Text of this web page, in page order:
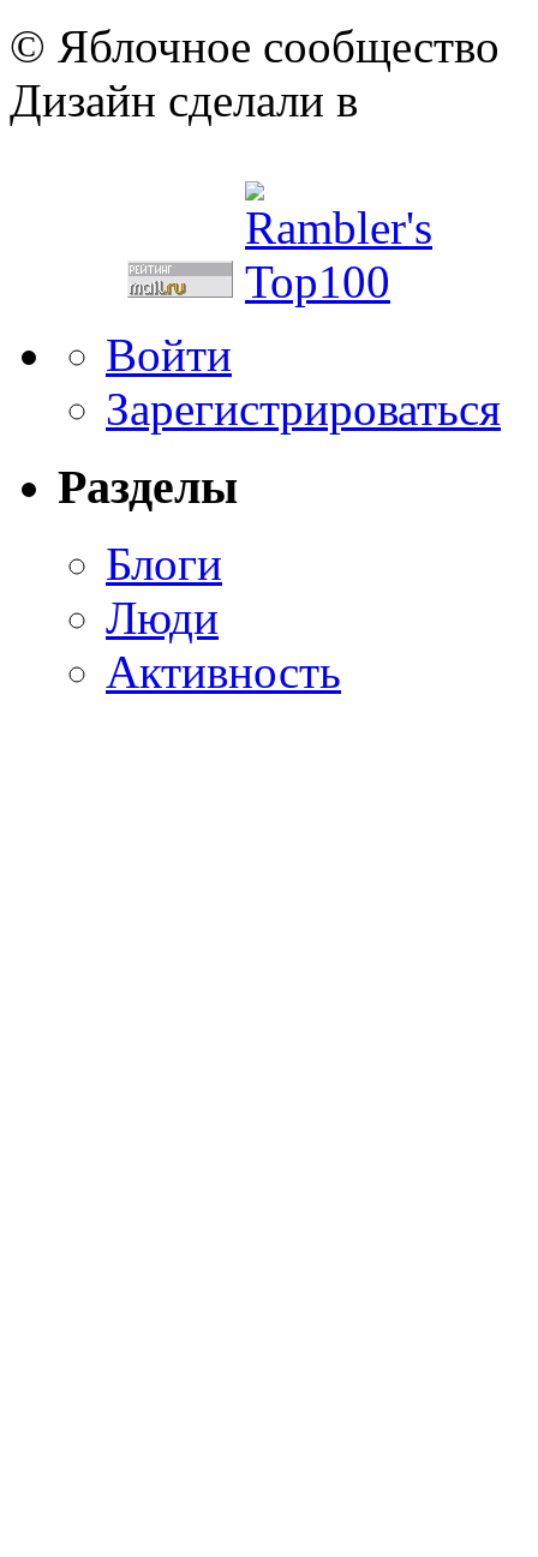
© Яблочное сообщество
Дизайн сделали в
Войти
Зарегистрироваться
Разделы
Блоги
Люди
Активность